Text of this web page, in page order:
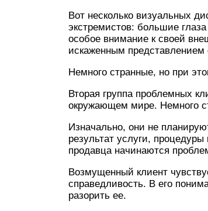
Вот несколько визуальных
экстремистов: большие
особое внимание к своей
искаженным
Немного странные, но при
Вторая группа проблемных
окружающем мире. Немного
Изначально, они не
результат услуги,
продавца начинаются
Возмущенный клиент
справедливость. В его
разорить ее.